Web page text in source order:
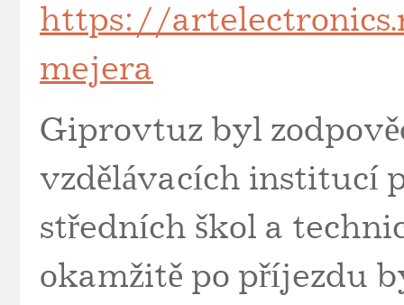
https://
mejera
Giprovtuz byl
vzdělávacích institucí
středních škol a
okamžitě po příjezdu